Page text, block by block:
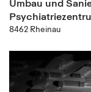
Umbau und
8462 Rheinau